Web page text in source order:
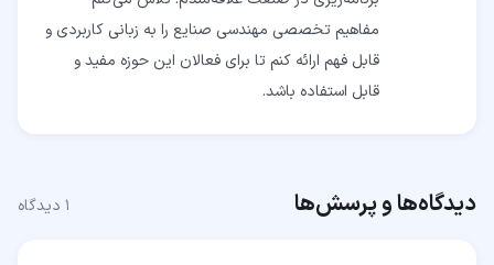
مفاهیم تخصصی مهندسی صنایع را به زبانی کاربردی و
قابل فهم ارائه کنم تا برای فعالان این حوزه مفید و
قابل استفاده باشد.
دیدگاه‌ها و پرسش‌ها ۱ دیدگاه